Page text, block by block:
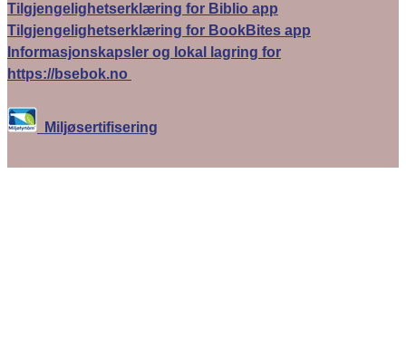
Tilgjengelighetserklæring for Biblio app
Tilgjengelighetserklæring for BookBites app
Informasjonskapsler og lokal lagring for
https://bsebok.no
Miljøsertifisering